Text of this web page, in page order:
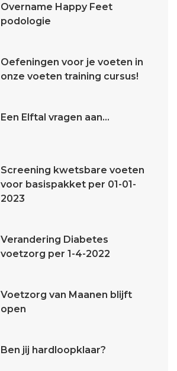
Overname Happy Feet
podologie
Oefeningen voor je voeten in
onze voeten training cursus!
Een Elftal vragen aan...
Screening kwetsbare voeten
voor basispakket per 01-01-
2023
Verandering Diabetes
voetzorg per 1-4-2022
Voetzorg van Maanen blijft
open
Ben jij hardloopklaar?